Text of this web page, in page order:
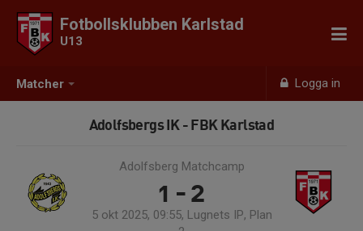
Matcher Logga in
Fotbollsklubben Karlstad
U13
Adolfsbergs IK - FBK Karlstad
Adolfsberg Matchcamp
1 - 2
5 okt 2025, 09:55, Lugnets IP, Plan